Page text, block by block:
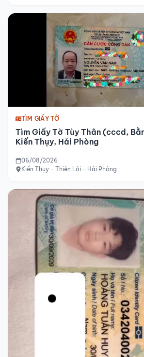
TÌM GIẤY TỜ
Tìm Giấy Tờ Tùy Thân (cccd,
Kiến Thụy, Hải Phòng
06/08/2026
Kiến Thụy - Thiên Lôi - Hải Phòng